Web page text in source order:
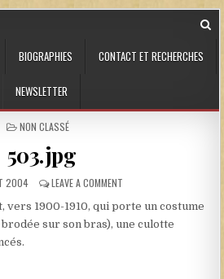
BIOGRAPHIES CONTACT ET RECHERCHES
NEWSLETTER
POSTED IN
NON CLASSÉ
503.jpg
DATE:
2004 LEAVE A COMMENTON 503.JPG
vers 1900-1910, qui porte un costume
sur son bras), une culotte